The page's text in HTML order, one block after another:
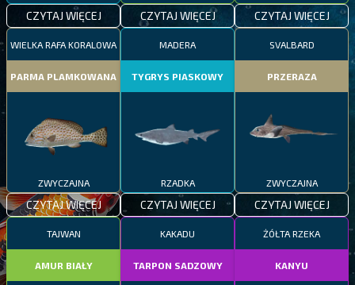
CZYTAJ WIĘCEJ CZYTAJ WIĘCEJ CZYTAJ WIĘCEJ
WIELKA RAFA KORALOWA
PARMA PLAMKOWANA
ZWYCZAJNA
CZYTAJ WIĘCEJ
MADERA
TYGRYS PIASKOWY
RZADKA
CZYTAJ WIĘCEJ
SVALBARD
PRZERAZA
ZWYCZAJNA
CZYTAJ WIĘCEJ
TAJWAN
AMUR BIAŁY
KAKADU
TARPON SADZOWY
ŻÓŁTA RZEKA
KANYU